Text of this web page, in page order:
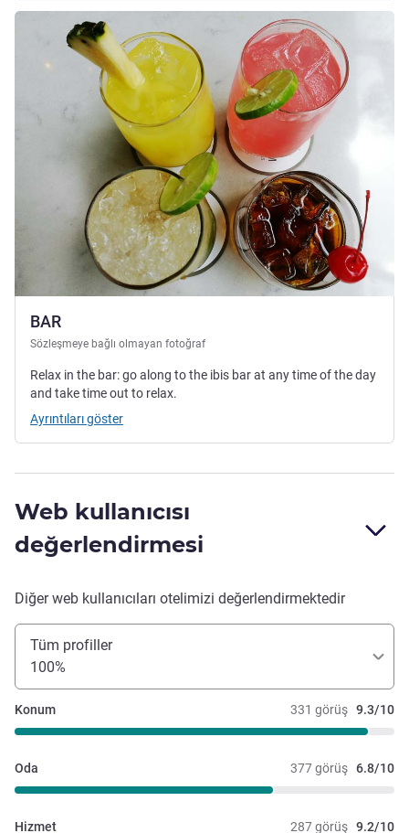
BAR
Sözleşmeye bağlı olmayan fotoğraf
Ayrıntıları göster
Relax in the bar: go along to the ibis bar at any time of the day
and take time out to relax.
Ayrıntıları göster
Web kullanıcısı
değerlendirmesi
Diğer web kullanıcıları otelimizi değerlendirmektedir
Tüm profiller
100%
331 görüş 9.3/10
Konum
377 görüş 6.8/10
Oda
287 görüş 9.2/10
Hizmet